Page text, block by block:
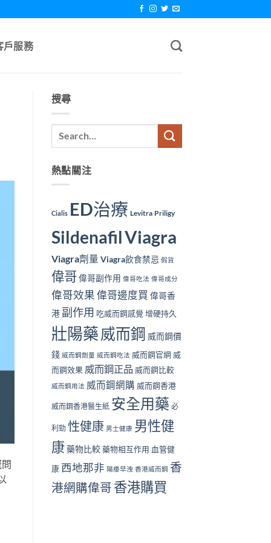
戶服務
搜尋
熱點關注
Cialis ED治療 Levitra Priligy
SildenafilViagra
Viagra劑量 Viagra飲食禁忌 假貨
偉哥 偉哥副作用 偉哥吃法 偉哥成分
偉哥效果偉哥邊度買 偉哥香
港 副作用 吃威而鋼感覺 增硬持久
壯陽藥 威而鋼 威而鋼價
錢 威而鋼劑量 威而鋼吃法 威而鋼官網 威
而鋼效果 威而鋼正品 威而鋼比較
威而鋼用法 威而鋼網購 威而鋼香港
威而鋼香港醫生紙 安全用藥 必
利勁 性健康 男士健康 男性健
康 藥物比較 藥物相互作用 血管健
康 西地那非 陽痿早洩 香港威而鋼 香
港網購偉哥 香港購買